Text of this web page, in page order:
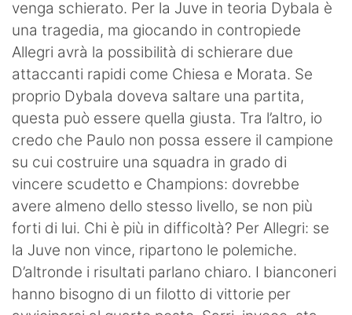
venga schierato. Per la Juve in teoria Dybala è
una tragedia, ma giocando in contropiede
Allegri avrà la possibilità di schierare due
attaccanti rapidi come Chiesa e Morata. Se
proprio Dybala doveva saltare una partita,
questa può essere quella giusta. Tra l’altro, io
credo che Paulo non possa essere il campione
su cui costruire una squadra in grado di
vincere scudetto e Champions: dovrebbe
avere almeno dello stesso livello, se non più
forti di lui. Chi è più in difficoltà? Per Allegri: se
la Juve non vince, ripartono le polemiche.
D’altronde i risultati parlano chiaro. I bianconeri
hanno bisogno di un filotto di vittorie per